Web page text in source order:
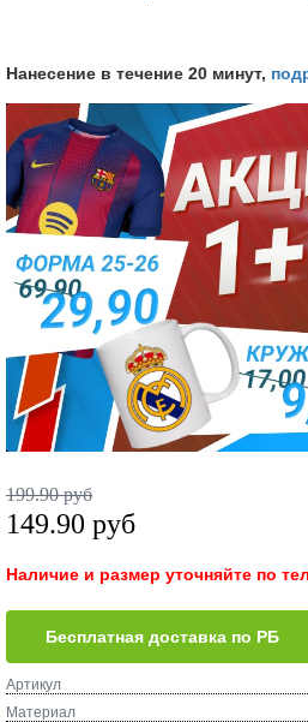
Нанесение в течение 20 минут,
199.90 руб
149.90 руб
Наличие и размер уточняйте по
Бесплатная доставка по РБ
Артикул
Материал